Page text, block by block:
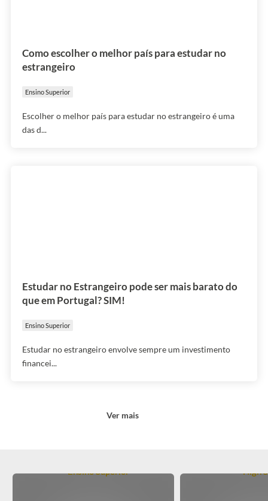
Como escolher o melhor país para estudar no
estrangeiro
Ensino Superior
Escolher o melhor país para estudar no estrangeiro é uma
das d...
Estudar no Estrangeiro pode ser mais barato do
que em Portugal? SIM!
Ensino Superior
Estudar no estrangeiro envolve sempre um investimento
financei...
Ver mais